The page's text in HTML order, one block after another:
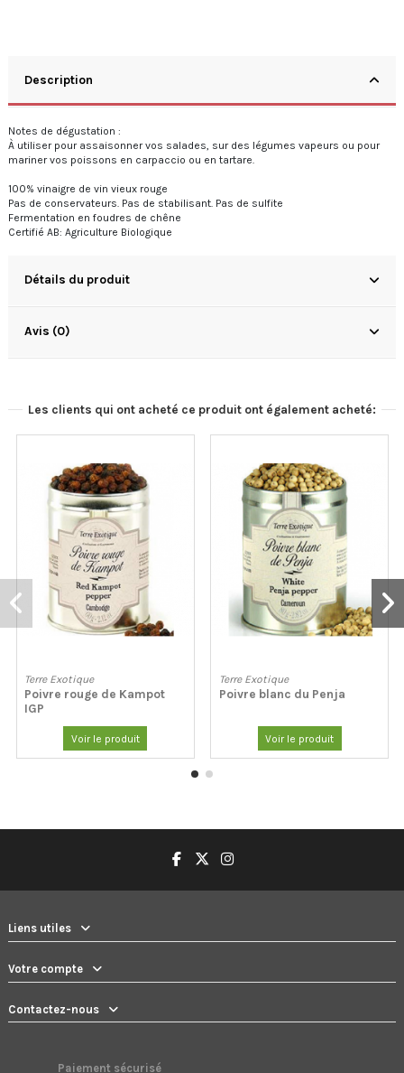
Description
Notes de dégustation :
À utiliser pour assaisonner vos salades, sur des légumes vapeurs ou pour
mariner vos poissons en carpaccio ou en tartare.
100% vinaigre de vin vieux rouge
Pas de conservateurs. Pas de stabilisant. Pas de sulfite
Fermentation en foudres de chêne
Certifié AB: Agriculture Biologique
Détails du produit
Avis (0)
Les clients qui ont acheté ce produit ont également acheté:
Terre Exotique
Poivre rouge de Kampot
IGP
Voir le produit
Terre Exotique
Poivre blanc du Penja
Voir le produit
Liens utiles
Votre compte
Contactez-nous
Paiement sécurisé